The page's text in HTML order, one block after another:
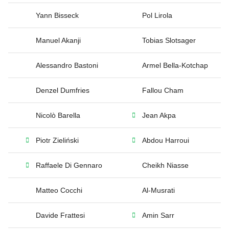
Yann Bisseck Pol Lirola
Manuel Akanji Tobias Slotsager
Alessandro Bastoni Armel Bella-Kotchap
Denzel Dumfries Fallou Cham
Nicolò Barella Jean Akpa
Piotr Zieliński Abdou Harroui
Raffaele Di Gennaro Cheikh Niasse
Matteo Cocchi Al-Musrati
Davide Frattesi Amin Sarr